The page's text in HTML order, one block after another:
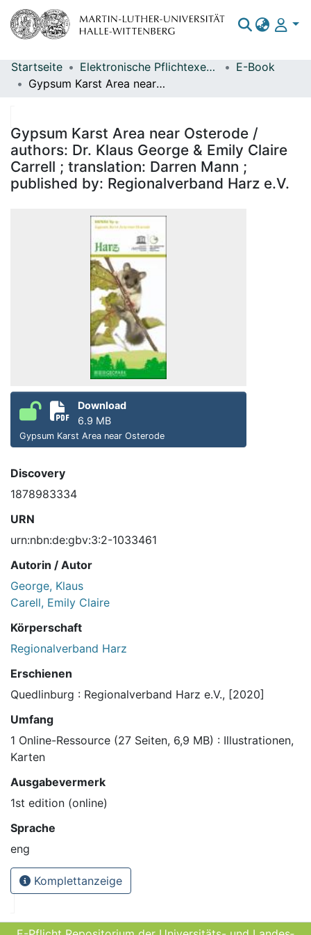
Bereiche & Sammlungen
Statistiken
Startseite Elektronische Pflichtexemplare
E-Book
Gypsum Karst Area near Osterode / authors: Dr. Klaus George & Emily Claire Carrell ; translation: Darren Mann ; published by: Regionalverband Harz e.V.
Gypsum Karst Area near Osterode /
authors: Dr. Klaus George & Emily Claire
Carrell ; translation: Darren Mann ;
published by: Regionalverband Harz e.V.
Download
6.9 MB
Gypsum Karst Area near Osterode
Discovery
1878983334
URN
urn:nbn:de:gbv:3:2-1033461
Autorin / Autor
George, Klaus
Carell, Emily Claire
Körperschaft
Regionalverband Harz
Erschienen
Quedlinburg : Regionalverband Harz e.V., [2020]
Umfang
1 Online-Ressource (27 Seiten, 6,9 MB) : Illustrationen,
Karten
Ausgabevermerk
1st edition (online)
Sprache
eng
Komplettanzeige